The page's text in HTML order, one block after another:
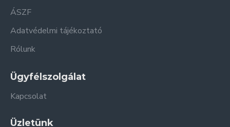
ÁSZF
Adatvédelmi tájékoztató
Rólunk
Ügyfélszolgálat
Kapcsolat
Üzletünk